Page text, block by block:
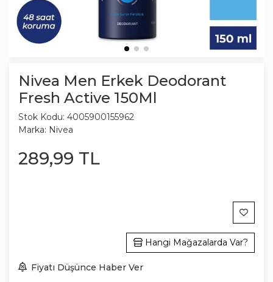
Nivea Men Erkek Deodorant
Fresh Active 150Ml
Stok Kodu: 4005900155962
Marka: Nivea
289,99 TL
Hangi Mağazalarda Var?
Fiyatı Düşünce Haber Ver